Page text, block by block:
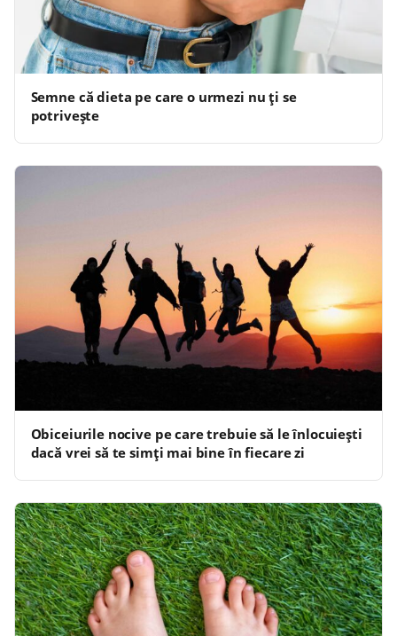
Semne că dieta pe care o urmezi nu ți se
potrivește
Obiceiurile nocive pe care trebuie să le înlocuiești
dacă vrei să te simți mai bine în fiecare zi